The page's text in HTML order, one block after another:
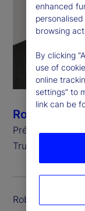
Robert Baillie
Président et
Trust Company
Robert (Rob)
enhanced
browsing
By clicking
use of
online
settings” to
link can be